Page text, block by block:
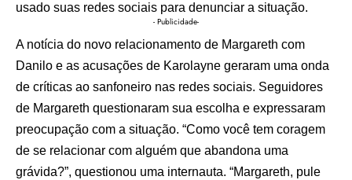
usado suas redes sociais para denunciar a situação.
- Publicidade-
A notícia do novo relacionamento de Margareth com
Danilo e as acusações de Karolayne geraram uma onda
de críticas ao sanfoneiro nas redes sociais. Seguidores
de Margareth questionaram sua escolha e expressaram
preocupação com a situação. “Como você tem coragem
de se relacionar com alguém que abandona uma
grávida?”, questionou uma internauta. “Margareth, pule